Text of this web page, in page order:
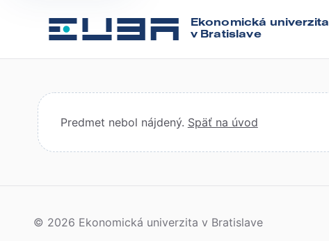
Ekonomická univerzita
v Bratislave
Predmet nebol nájdený. Späť na úvod
© 2026 Ekonomická univerzita v Bratislave